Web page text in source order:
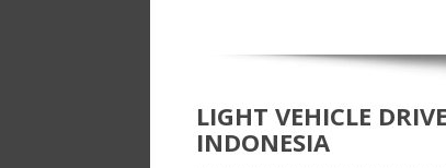
LIGHT VEHICLE
INDONESIA